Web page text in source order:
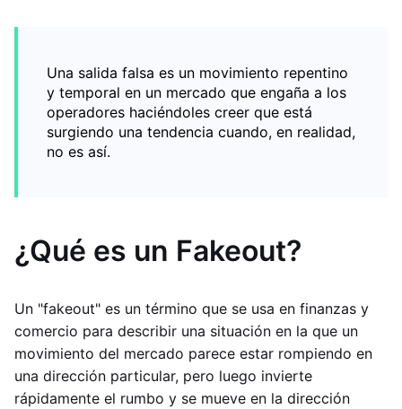
Una salida falsa es un movimiento repentino
y temporal en un mercado que engaña a los
operadores haciéndoles creer que está
surgiendo una tendencia cuando, en realidad,
no es así.
¿Qué es un Fakeout?
Un "fakeout" es un término que se usa en finanzas y
comercio para describir una situación en la que un
movimiento del mercado parece estar rompiendo en
una dirección particular, pero luego invierte
rápidamente el rumbo y se mueve en la dirección